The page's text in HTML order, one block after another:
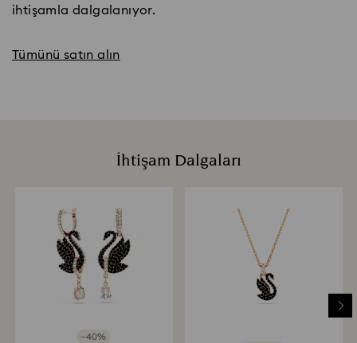
ihtişamla dalgalanıyor.
Tümünü satın alın
İhtişam Dalgaları
−40%